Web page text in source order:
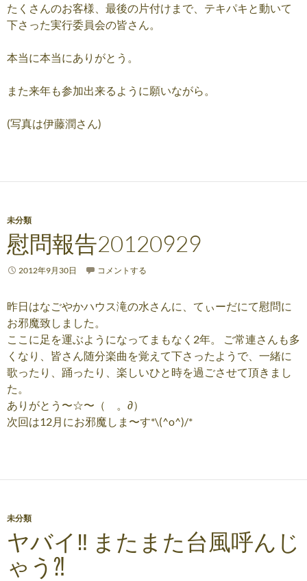
たくさんのお客様、最後の片付けまで、テキパキと動いて
下さった実行委員会の皆さん。
本当に本当にありがとう。
また来年も参加出来るように願いながら。
(写真は伊藤潤さん)
未分類
慰問報告20120929
2012年9月30日 コメントする
昨日はなごやかハウス滝の水さんに、てぃーだにて慰問に
お邪魔致しました。
ここに足を運ぶようになってまもなく2年。 ご常連さんも多
くなり、皆さん随分楽曲を覚えて下さったようで、一緒に
歌ったり、踊ったり、楽しいひと時を過ごさせて頂きまし
た。
ありがとう〜☆〜（ゝ。∂）
次回は12月にお邪魔しま〜す*\(^o^)/*
未分類
ヤバイ‼ またまた台風呼んじ
ゃう⁈